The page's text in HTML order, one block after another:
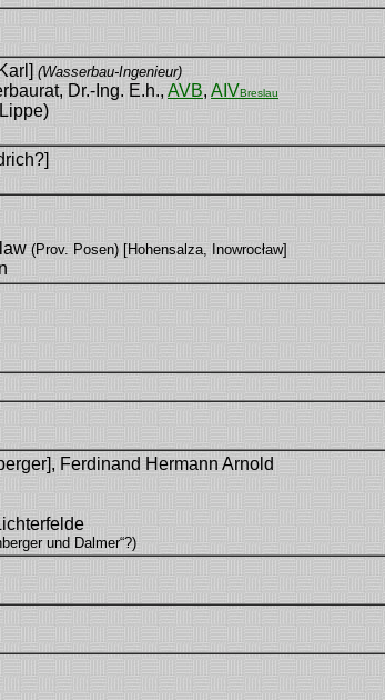
(Wasserbau-Ingenieur)
Dr.-Ing. E.h., AVB, AIVBreslau
(Prov. Posen) [Hohensalza, Inowrocław]
Ferdinand Hermann Arnold
und Dalmer“?)